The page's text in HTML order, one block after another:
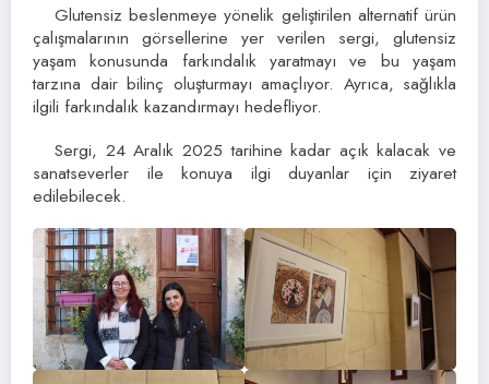
Glutensiz beslenmeye yönelik geliştirilen alternatif ürün
çalışmalarının görsellerine yer verilen sergi, glutensiz
yaşam konusunda farkındalık yaratmayı ve bu yaşam
tarzına dair bilinç oluşturmayı amaçlıyor. Ayrıca, sağlıkla
ilgili farkındalık kazandırmayı hedefliyor.
Sergi, 24 Aralık 2025 tarihine kadar açık kalacak ve
sanatseverler ile konuya ilgi duyanlar için ziyaret
edilebilecek.